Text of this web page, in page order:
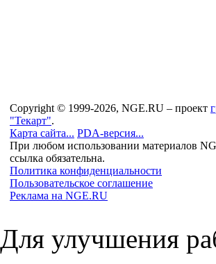
Copyright © 1999-2026, NGE.RU – проект
"Текарт".
Карта сайта... PDA-версия...
При любом использовании материалов
ссылка обязательна.
Политика конфиденциальности
Пользовательское соглашение
Реклама на NGE.RU
Для улучшения